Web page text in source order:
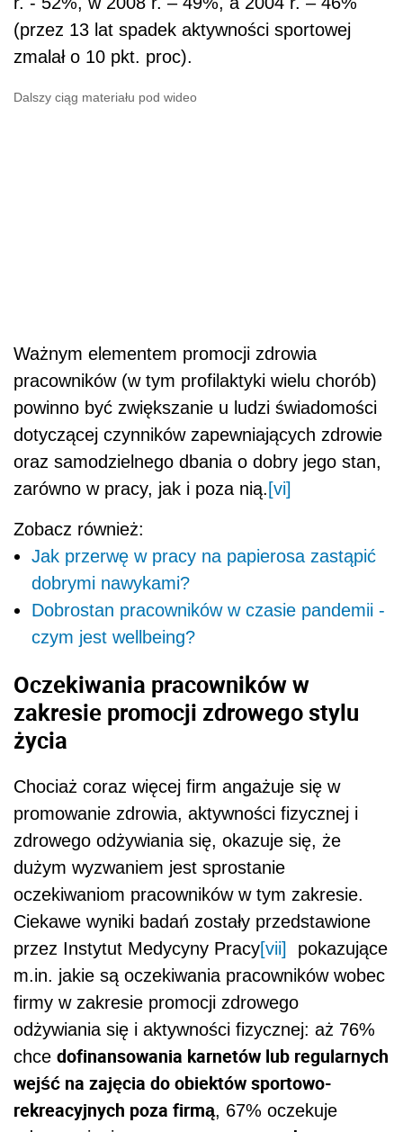
(przez 13 lat spadek aktywności sportowej
zmalał o 10 pkt. proc).
Dalszy ciąg materiału pod wideo
Ważnym elementem promocji zdrowia
pracowników (w tym profilaktyki wielu chorób)
powinno być zwiększanie u ludzi świadomości
dotyczącej czynników zapewniających zdrowie
oraz samodzielnego dbania o dobry jego stan,
zarówno w pracy, jak i poza nią. [vi]
Zobacz również:
Jak przerwę w pracy na papierosa zastąpić
dobrymi nawykami?
Dobrostan pracowników w czasie pandemii -
czym jest wellbeing?
Oczekiwania pracowników w
zakresie promocji zdrowego stylu
życia
Chociaż coraz więcej firm angażuje się w
promowanie zdrowia, aktywności fizycznej i
zdrowego odżywiania się, okazuje się, że
dużym wyzwaniem jest sprostanie
oczekiwaniom pracowników w tym zakresie.
Ciekawe wyniki badań zostały przedstawione
przez Instytut Medycyny Pracy[vii]
pokazujące
m.in. jakie są oczekiwania pracowników wobec
firmy w zakresie promocji zdrowego
odżywiania się i aktywności fizycznej: aż 76%
chce dofinansowania karnetów lub regularnych
wejść na zajęcia do obiektów sportowo-
rekreacyjnych poza firmą, 67% oczekuje